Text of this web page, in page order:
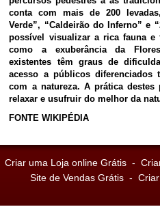
conta com mais de 200
Verde”, “Caldeirão do Inferno” e
possível visualizar a rica fauna
como a exuberância da
existentes têm graus de
acesso a públicos diferenciados
com a natureza. A prática
relaxar e usufruir do melhor da
FONTE WIKIPÉDIA
Criar uma Loja online Grátis -
Site de Vendas Grátis -